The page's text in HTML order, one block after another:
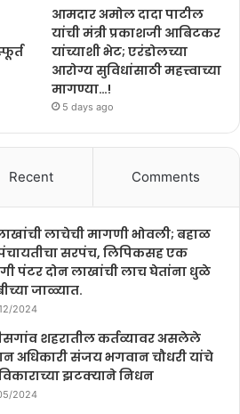
आमदार अमोल दादा पाटील
यांची मंत्री प्रकाशजी आबिटकर
यांच्याशी भेट; एरंडोलच्या
आरोग्य सुविधांसाठी महत्त्वाच्या
मागण्या…!
5 days ago
Recent Comments
लाचेची मागणी भोवली; बहाळ
सरपंच, लिपिकसह एक
पंटर दोन लाखांची लाच घेतांना धुळे
जाळ्यात.
2024
शहरातील कर्तव्यावर असलेले
अधिकारी संजय भगवान चौधरी यांचे
झटक्याने निधन
2024